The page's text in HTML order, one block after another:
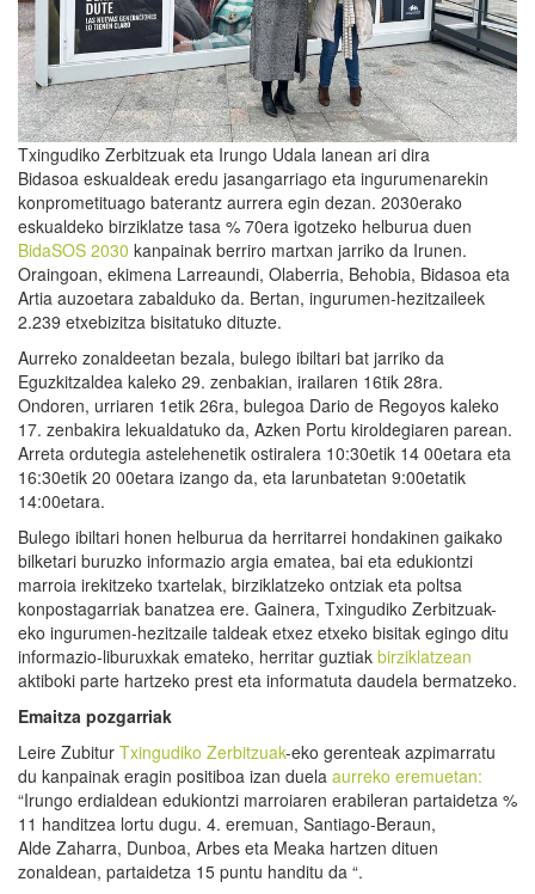
Txingudiko Zerbitzuak eta Irungo Udala lanean ari dira
Bidasoa eskualdeak eredu jasangarriago eta ingurumenarekin
konprometituago baterantz aurrera egin dezan. 2030erako
eskualdeko birziklatze tasa % 70era igotzeko helburua duen
BidaSOS 2030 kanpainak berriro martxan jarriko da Irunen.
Oraingoan, ekimena Larreaundi, Olaberria, Behobia, Bidasoa eta
Artia auzoetara zabalduko da. Bertan, ingurumen-hezitzaileek
2.239 etxebizitza bisitatuko dituzte.
Aurreko zonaldeetan bezala, bulego ibiltari bat jarriko da
Eguzkitzaldea kaleko 29. zenbakian, irailaren 16tik 28ra.
Ondoren, urriaren 1etik 26ra, bulegoa Dario de Regoyos kaleko
17. zenbakira lekualdatuko da, Azken Portu kiroldegiaren parean.
Arreta ordutegia astelehenetik ostiralera 10:30etik 14 00etara eta
16:30etik 20 00etara izango da, eta larunbatetan 9:00etatik
14:00etara.
Bulego ibiltari honen helburua da herritarrei hondakinen gaikako
bilketari buruzko informazio argia ematea, bai eta edukiontzi
marroia irekitzeko txartelak, birziklatzeko ontziak eta poltsa
konpostagarriak banatzea ere. Gainera, Txingudiko Zerbitzuak-
eko ingurumen-hezitzaile taldeak etxez etxeko bisitak egingo ditu
informazio-liburuxkak emateko, herritar guztiak birziklatzean
aktiboki parte hartzeko prest eta informatuta daudela bermatzeko.
Emaitza pozgarriak
Leire Zubitur Txingudiko Zerbitzuak-eko gerenteak azpimarratu
du kanpainak eragin positiboa izan duela aurreko eremuetan:
“Irungo erdialdean edukiontzi marroiaren erabileran partaidetza %
11 handitzea lortu dugu. 4. eremuan, Santiago-Beraun,
Alde Zaharra, Dunboa, Arbes eta Meaka hartzen dituen
zonaldean, partaidetza 15 puntu handitu da “.